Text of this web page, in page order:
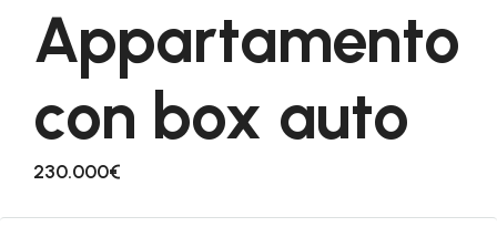
Appartamento
con box auto
230.000€